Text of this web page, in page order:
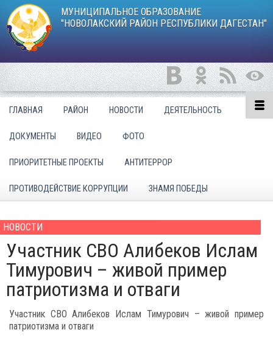
МУНИЦИПАЛЬНОЕ ОБРАЗОВАНИЕ
"НОВОЛАКСКИЙ РАЙОН РЕСПУБЛИКИ ДАГЕСТАН"
ГЛАВНАЯ РАЙОН НОВОСТИ ДЕЯТЕЛЬНОСТЬ
ДОКУМЕНТЫ ВИДЕО ФОТО
ПРИОРИТЕТНЫЕ ПРОЕКТЫ АНТИТЕРРОР
ПРОТИВОДЕЙСТВИЕ КОРРУПЦИИ ЗНАМЯ ПОБЕДЫ
НОВОСТИ
Участник СВО Алибеков Ислам
Тимурович – живой пример
патриотизма и отваги
Участник СВО Алибеков Ислам Тимурович – живой пример
патриотизма и отваги